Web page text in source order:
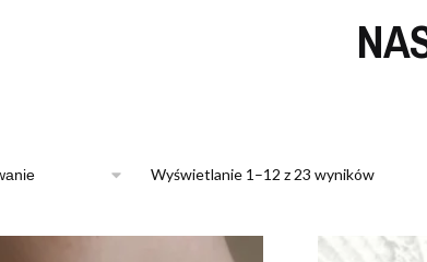
Wyświetlanie 1–12 z 23 wyników